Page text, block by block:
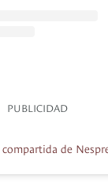
PUBLICIDAD